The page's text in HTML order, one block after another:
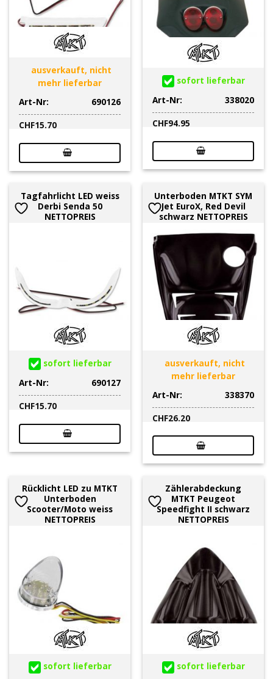
ausverkauft, nicht
mehr lieferbar
Art-Nr:
690126
CHF15.70
sofort lieferbar
Art-Nr:
338020
CHF94.95
Tagfahrlicht LED weiss
Derbi Senda 50
NETTOPREIS
sofort lieferbar
Art-Nr:
690127
CHF15.70
Unterboden MTKT SYM
Jet EuroX, Red Devil
schwarz NETTOPREIS
ausverkauft, nicht
mehr lieferbar
Art-Nr:
338370
CHF26.20
Rücklicht LED zu MTKT
Unterboden
Scooter/Moto weiss
NETTOPREIS
sofort lieferbar
Zählerabdeckung
MTKT Peugeot
Speedfight II schwarz
NETTOPREIS
sofort lieferbar